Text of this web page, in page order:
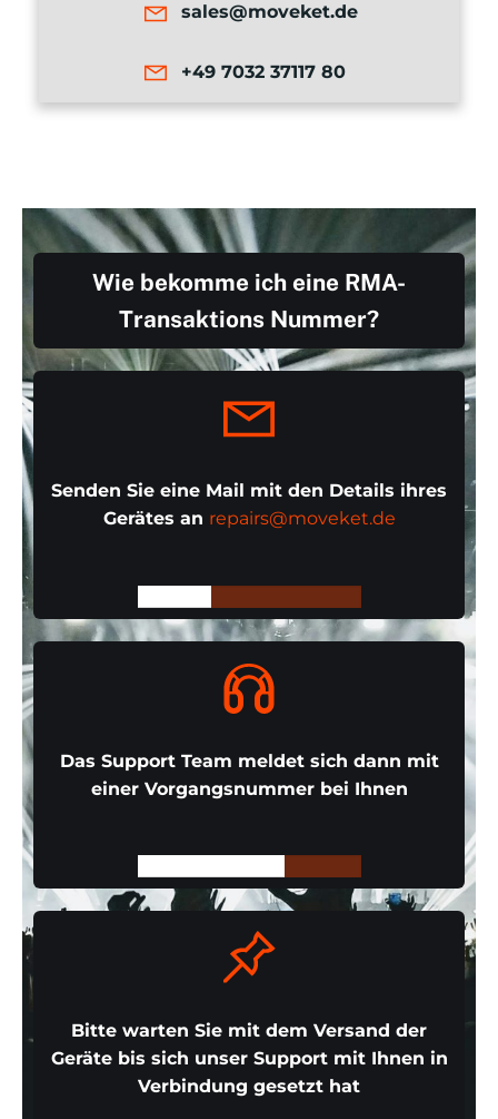
sales@moveket.de
+49 7032 37117 80
Wie bekomme ich eine RMA-
Transaktions Nummer?
Senden Sie eine Mail mit den Details ihres
Gerätes an repairs@moveket.de
Das Support Team meldet sich dann mit
einer Vorgangsnummer bei Ihnen
Bitte warten Sie mit dem Versand der
Geräte bis sich unser Support mit Ihnen in
Verbindung gesetzt hat